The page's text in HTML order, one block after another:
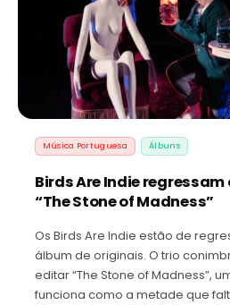
Música Portuguesa Álbuns
Birds Are Indie
“The Stone of Madness”
Os Birds Are Indie estão de
álbum de originais. O trio
editar “The Stone of Madness”,
funciona como a metade que